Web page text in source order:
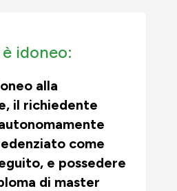
idoneo:
alla
il richiedente
come
e possedere
di master